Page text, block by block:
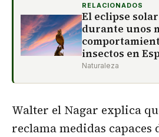
RELACIONADOS
El eclipse
durante unos
insectos en
Naturaleza
Walter el Nagar explica
reclama medidas capaces